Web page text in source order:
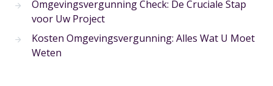
Omgevingsvergunning Check: De Cruciale Stap
voor Uw Project
Kosten Omgevingsvergunning: Alles Wat U Moet
Weten